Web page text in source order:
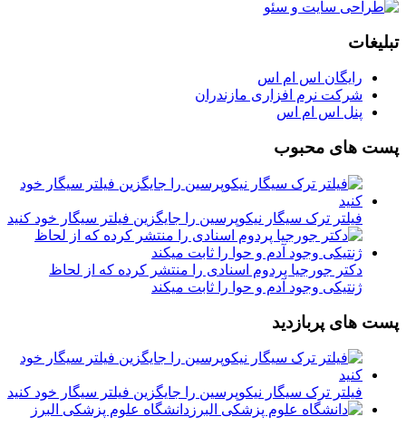
تبلیغات
رایگان اس ام اس
شرکت نرم افزاری مازندران
پنل اس ام اس
پست های محبوب
فیلتر ترک سیگار نیکوپرسین را جایگزین فیلتر سیگار خود کنید
دکتر جورجیا پردوم اسنادی را منتشر کرده که از لحاظ
ژنتیکی وجود آدم و حوا را ثابت میکند
پست های پربازدید
فیلتر ترک سیگار نیکوپرسین را جایگزین فیلتر سیگار خود کنید
دانشگاه علوم پزشکی البرز